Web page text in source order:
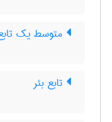
متوسط یک
تابع بئر